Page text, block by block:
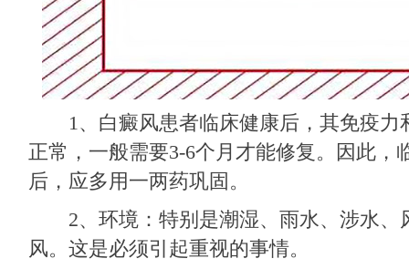
1、白癜风患者临床健康后，其免疫力
正常，一般需要3-6个月才能修复。因此，
后，应多用一两药巩固。
2、环境：特别是潮湿、雨水、涉水、
风。这是必须引起重视的事情。